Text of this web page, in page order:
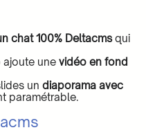
chat 100% Deltacmsqui
ajoute une vidéo en fond
un diaporama avec
paramétrable.